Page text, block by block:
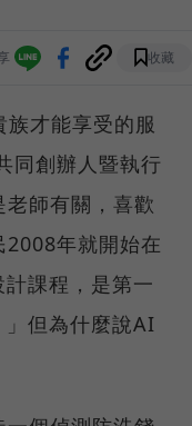
收藏
族才能享受的服
同創辦人暨執行
師有關，喜歡
年就開始在
課程，是第一
但為什麼說AI